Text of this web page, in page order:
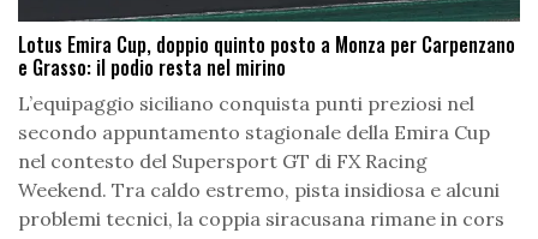
Lotus Emira Cup, doppio quinto posto a Monza per Carpenzano
e Grasso: il podio resta nel mirino
L’equipaggio siciliano conquista punti preziosi nel
secondo appuntamento stagionale della Emira Cup
nel contesto del Supersport GT di FX Racing
Weekend. Tra caldo estremo, pista insidiosa e alcuni
problemi tecnici, la coppia siracusana rimane in cors